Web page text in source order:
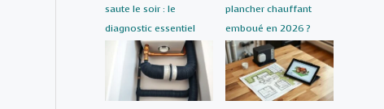
saute le soir : le
diagnostic essentiel
plancher chauffant
emboué en 2026 ?